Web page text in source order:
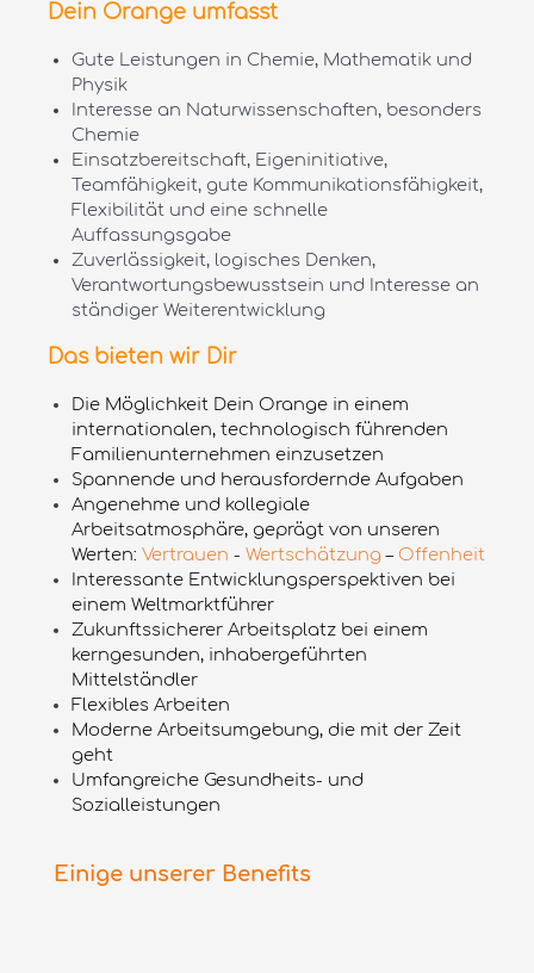
Dein Orange umfasst
Gute Leistungen in Chemie, Mathematik und
Physik
Interesse an Naturwissenschaften, besonders
Chemie
Einsatzbereitschaft, Eigeninitiative,
Teamfähigkeit, gute Kommunikationsfähigkeit,
Flexibilität und eine schnelle
Auffassungsgabe
Zuverlässigkeit, logisches Denken,
Verantwortungsbewusstsein und Interesse an
ständiger Weiterentwicklung
Das bieten wir Dir
Die Möglichkeit Dein Orange in einem
internationalen, technologisch führenden
Familienunternehmen einzusetzen
Spannende und herausfordernde Aufgaben
Angenehme und kollegiale
Arbeitsatmosphäre, geprägt von unseren
Werten: Vertrauen - Wertschätzung– Offenheit
Interessante Entwicklungsperspektiven bei
einem Weltmarktführer
Zukunftssicherer Arbeitsplatz bei einem
kerngesunden, inhabergeführten
Mittelständler
Flexibles Arbeiten
Moderne Arbeitsumgebung, die mit der Zeit
geht
Umfangreiche Gesundheits- und
Sozialleistungen
Einige unserer Benefits